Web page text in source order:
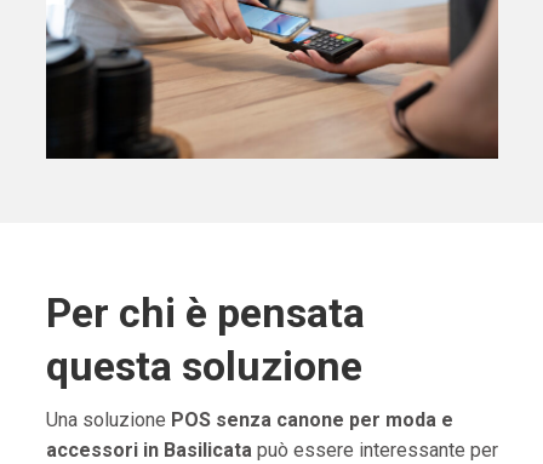
Per chi è pensata
questa soluzione
Una soluzione POS senza canone per moda e
accessori in Basilicatapuò essere interessante per